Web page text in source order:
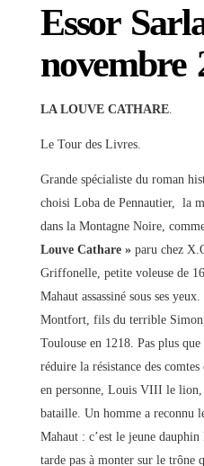
Essor
novembre
LA LOUVE CATHARE.
Le Tour des Livres.
Grande spécialiste du roman
choisi Loba de Pennautier, la
dans la Montagne Noire,
Louve Cathare »paru chez
Griffonelle, petite voleuse de
Mahaut assassiné sous ses
Montfort, fils du terrible
Toulouse en 1218. Pas plus
réduire la résistance des
en personne, Louis VIII le
bataille. Un homme a reconnu
Mahaut : c’est le jeune
tarde pas à monter sur le trône